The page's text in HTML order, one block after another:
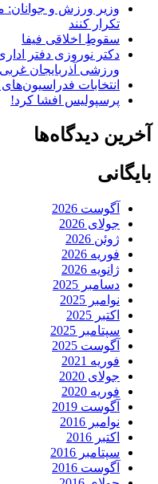
وزیر ورزش و جوانان:
تکرار کنند
سقوطِ اخلاقی فیفا
دکتر نوروزی دفتر
ورزشی آذربایجان غربی
انتخابات
پرسپولیس افشا کرد!
آخرین دیدگاه‌ها
بایگانی
آگوست 2026
جولای 2026
ژوئن 2026
فوریه 2026
ژانویه 2026
دسامبر 2025
نوامبر 2025
اکتبر 2025
سپتامبر 2025
آگوست 2025
فوریه 2021
جولای 2020
فوریه 2020
آگوست 2019
نوامبر 2016
اکتبر 2016
سپتامبر 2016
آگوست 2016